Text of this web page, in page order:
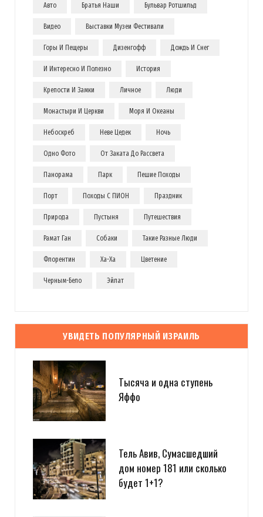
Авто Братья Наши Бульвар Ротшильд
Видео Выставки Музеи Фестивали
Горы И Пещеры Дизенгофф Дождь И Снег
И Интересно И Полезно История
Крепости И Замки Личное Люди
Монастыри И Церкви Моря И Океаны
Небоскреб Неве Цедек Ночь
Одно Фото От Заката До Рассвета
Панорама Парк Пешие Походы
Порт Походы С ПИОН Праздник
Природа Пустыня Путешествия
Рамат Ган Собаки Такие Разные Люди
Флорентин Ха-Ха Цветение
Черным-Бело Эйлат
УВИДЕТЬ ПОПУЛЯРНЫЙ ИЗРАИЛЬ
Тысяча и одна ступень
Яффо
Тель Авив, Сумасшедший
дом номер 181 или сколько
будет 1+1?